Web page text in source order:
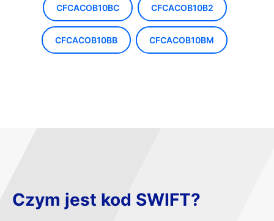
CFCACOB10BC CFCACOB10B2
CFCACOB10BB CFCACOB10BM
Czym jest kod SWIFT?